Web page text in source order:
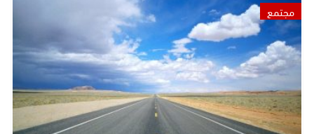
مجتمع